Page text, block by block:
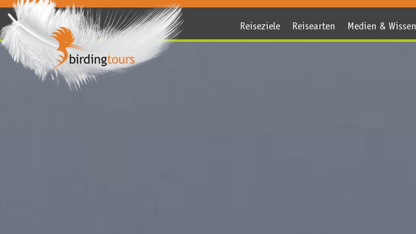
Reiseziele Reisearten Medien & Wissen